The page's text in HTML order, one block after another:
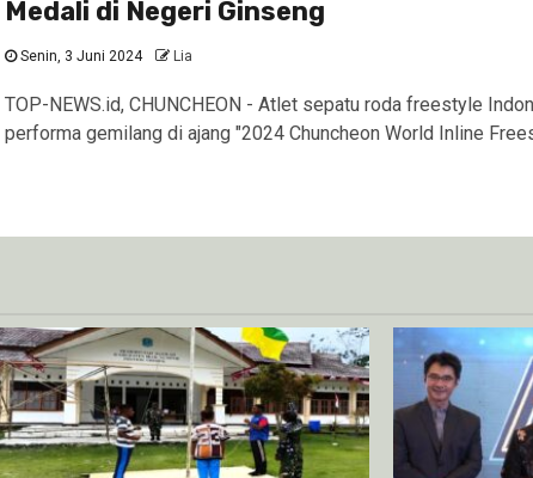
Medali di Negeri Ginseng
Senin, 3 Juni 2024 Lia
TOP-NEWS.id, CHUNCHEON - Atlet sepatu roda freestyle
performa gemilang di ajang "2024 Chuncheon World Inline